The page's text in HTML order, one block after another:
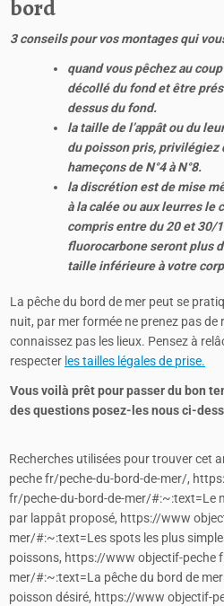
bord
3 conseils pour vos montages qui
quand vous pêchez au
décollé du fond et être
dessus du fond.
la taille de l’appât ou du
du poisson pris, privilégiez
hameçons de N°4 à N°8.
la discrétion est de mise
à la calée ou aux leurres le
compris entre du 20 et 30/
fluorocarbone seront plus
taille inférieure à votre
La pêche du bord de mer peut se
nuit, par mer formée ne prenez pas
connaissez pas les lieux. Pensez à
respecter les tailles légales de prise.
Vous voilà prêt pour passer du bon
des questions posez-les nous ci-
Recherches utilisées pour trouver cet
peche fr/peche-du-bord-de-mer/,
fr/peche-du-bord-de-mer/#:~:text=Le
par lappât proposé, https://www
mer/#:~:text=Les spots les plus
poissons, https://www objectif-peche
mer/#:~:text=La pêche du bord de
poisson désiré, https://www objectif-